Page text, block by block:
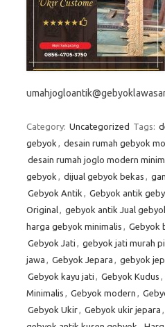
Category: Uncategorized Tags:
gebyok , desain rumah gebyok
desain rumah joglo modern
gebyok , dijual gebyok bekas ,
Gebyok Antik , Gebyok antik
Original, gebyok antik Jual
harga gebyok minimalis , Gebyok
Gebyok Jati , gebyok jati murah
jawa , Gebyok Jepara , gebyok
Gebyok kayu jati , Gebyok Kudus ,
Minimalis , Gebyok modern ,
Gebyok Ukir, Gebyok ukir jepara ,